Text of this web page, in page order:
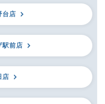
台店
駅前店
店